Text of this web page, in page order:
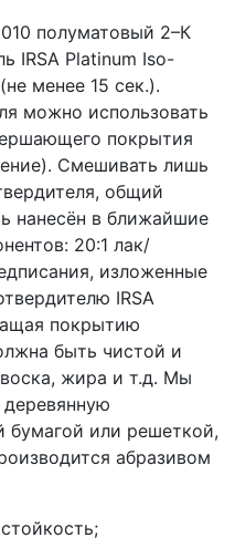
полуматовый 2–К
IRSA Platinum Iso-
менее 15 сек.).
можно использовать
покрытия
Смешивать лишь
общий
нанесён в ближайшие
20:1 лак/
изложенные
IRSA
покрытию
быть чистой и
жира и т.д. Мы
бумагой или решеткой,
абразивом